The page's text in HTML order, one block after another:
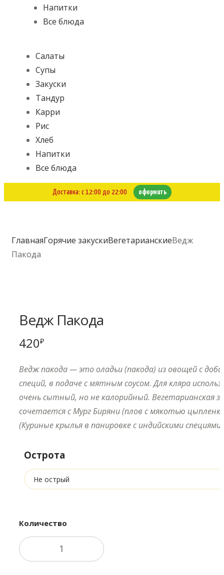
Напитки
Все блюда
Салаты
Супы
Закуски
Тандур
Карри
Рис
Хлеб
Напитки
Все блюда
Доставка: с 12:00 до 22:00 оформить
ГлавнаяГорячие закускиВегетарианскиеВедж
Пакода
Ведж Пакода
420₽
Ведж пакода — это оладьи (пакода) из овощей с
специй, в подаче с мятным соусом. Для кляра
очень сытный, но не калорийный. Вегетарианская
сочетается с Мург Биряни (плов с мякотью
(Куриные крылья в панировке с индийскими
Острота
Количество